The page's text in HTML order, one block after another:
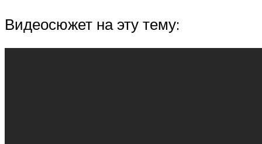
Видеосюжет на эту тему: